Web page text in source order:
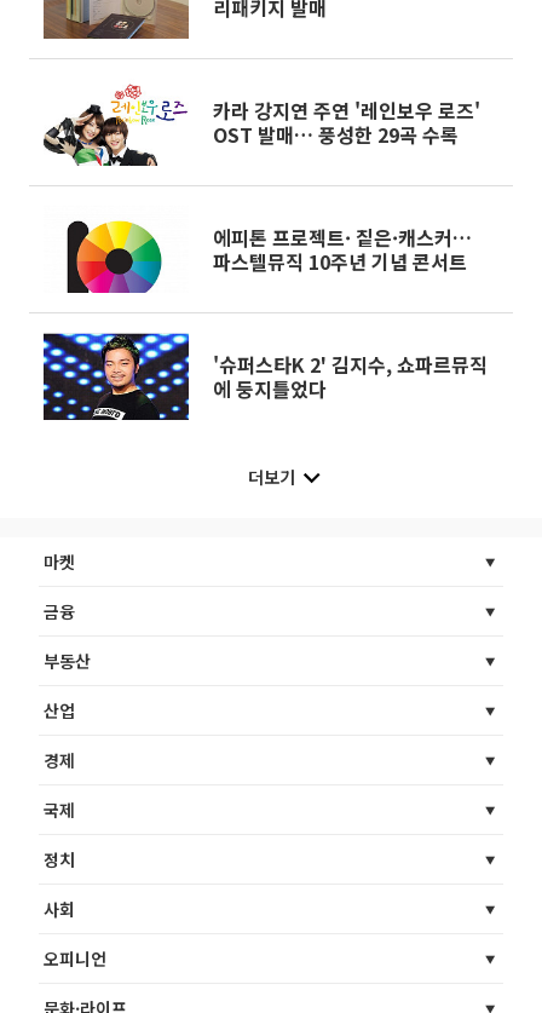
리패키지 발매
카라 강지연 주연 '레인보우 로즈'
OST 발매… 풍성한 29곡 수록
에피톤 프로젝트· 짙은·캐스커…
파스텔뮤직 10주년 기념 콘서트
'슈퍼스타K 2' 김지수, 쇼파르뮤직
에 둥지틀었다
더보기
마켓
금융
부동산
산업
경제
국제
정치
사회
오피니언
문화·라이프